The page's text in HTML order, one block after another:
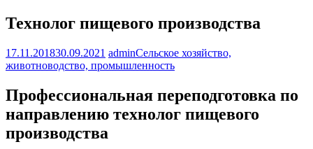
Технолог пищевого производства
17.11.201830.09.2021 adminСельское хозяйство,
животноводство, промышленность
Профессиональная переподготовка по
направлению технолог пищевого
производства